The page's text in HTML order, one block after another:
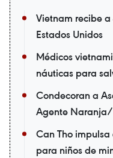
Vietnam recibe
Estados Unidos
Médicos
náuticas para
Condecoran a
Agente
Can Tho
para niños de